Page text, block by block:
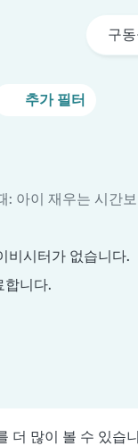
구
추가 필터
: 아이 재우는 시간
비시터가 없습니다.
합니다.
더 많이 볼 수 있습